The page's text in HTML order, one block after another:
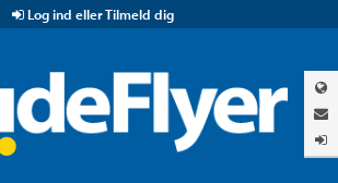
Log ind eller Tilmeld dig